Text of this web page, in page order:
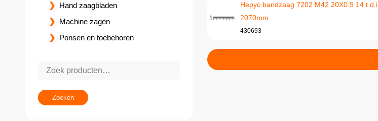
Hepyc bandzaag 7202 M42 20X0.9 14 t.d.i.
2070mm
430693
Hand zaagbladen
Machine zagen
Ponsen en toebehoren
Zoeken